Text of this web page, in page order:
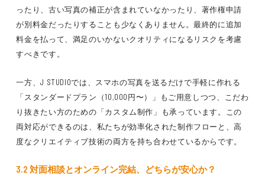
ったり、古い写真の補正が含まれていなかったり、著作権申請
が別料金だったりすることも少なくありません。最終的に追加
料金を払って、満足のいかないクオリティになるリスクを考慮
すべきです。
一方、J STUDIOでは、スマホの写真を送るだけで手軽に作れる
「スタンダードプラン（10,000円〜）」もご用意しつつ、こだわ
り抜きたい方のための「カスタム制作」も承っています。この
両対応ができるのは、私たちが効率化された制作フローと、高
度なクリエイティブ技術の両方を持ち合わせているからです。
3.2 対面相談とオンライン完結、どちらが安心か？